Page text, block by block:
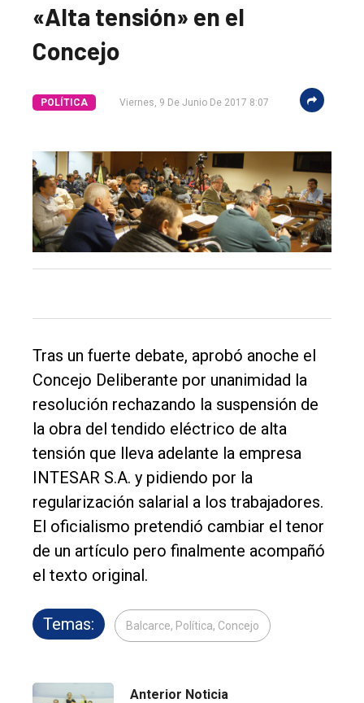
El
único
Inicio
Tendencia
Int.
General
Cultura
Entrevistas
Rural
Deportes
Fúnebres
Edición
Empresa
Nosotros
Contacto
«Alta tensión» en el
Concejo
POLÍTICA Viernes, 9 De Junio De 2017 8:07
Tras un fuerte debate, aprobó anoche el
Concejo Deliberante por unanimidad la
resolución rechazando la suspensión de
la obra del tendido eléctrico de alta
tensión que lleva adelante la empresa
INTESAR S.A. y pidiendo por la
regularización salarial a los trabajadores.
El oficialismo pretendió cambiar el tenor
de un artículo pero finalmente acompañó
el texto original.
Temas: Balcarce, Política, Concejo
Anterior Noticia